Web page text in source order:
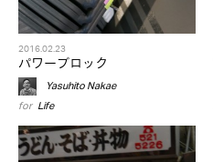
2016.02.23
パワーブロック
Yasuhito Nakae
for Life